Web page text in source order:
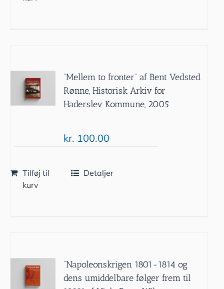
”Mellem to fronter” af Bent Vedsted
Rønne, Historisk Arkiv for
Haderslev Kommune, 2005
kr. 100.00
Tilføj til
kurv
Detaljer
”Napoleonskrigen 1801-1814 og
dens umiddelbare følger frem til